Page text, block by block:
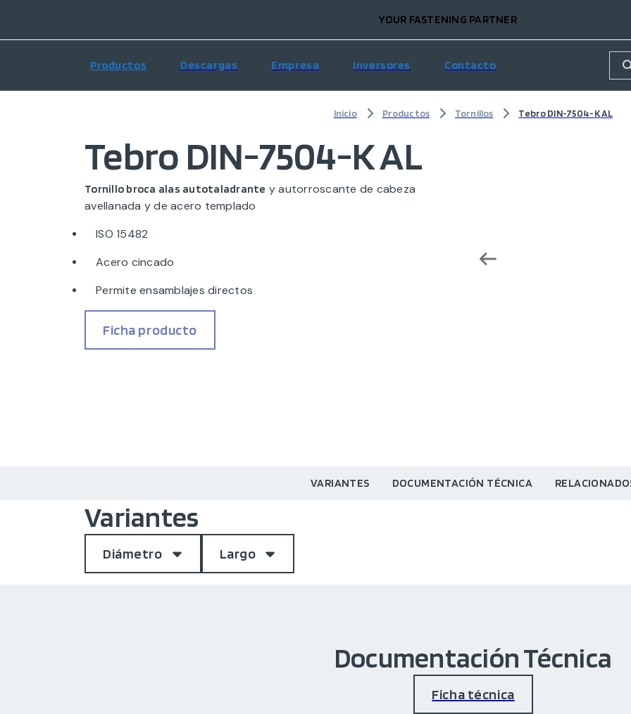
YOUR FASTENING PARTNER
Productos Descargas Empresa Inversores Contacto
Inicio Productos Tornillos Tebro DIN-7504-K AL
Tebro DIN-7504-K AL
Tornillo broca alas autotaladrante y autorroscante de cabeza
avellanada y de acero templado
ISO 15482
Acero cincado
Permite ensamblajes directos
Ficha producto
VARIANTES DOCUMENTACIÓN TÉCNICA
Variantes
Diámetro Largo
Documentación Técnica
Ficha técnica